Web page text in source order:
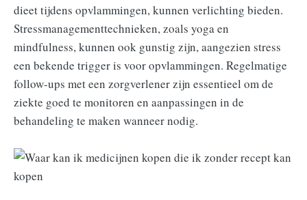
dieet tijdens opvlammingen, kunnen verlichting bieden.
Stressmanagementtechnieken, zoals yoga en
mindfulness, kunnen ook gunstig zijn, aangezien stress
een bekende trigger is voor opvlammingen. Regelmatige
follow-ups met een zorgverlener zijn essentieel om de
ziekte goed te monitoren en aanpassingen in de
behandeling te maken wanneer nodig.